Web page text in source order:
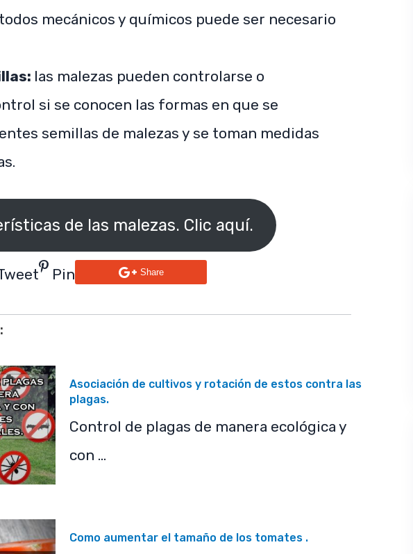
mecánicos y químicos puede ser necesario
las malezas pueden controlarse o
si se conocen las formas en que se
semillas de malezas y se toman medidas
de las malezas. Clic aquí.
Pin Share
Asociación de cultivos y rotación de estos contra las
plagas.
Control de plagas de manera ecológica y
con …
Como aumentar el tamaño de los tomates .